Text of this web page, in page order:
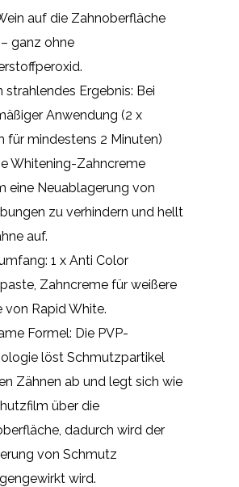
auf die Zahnoberfläche
ganz ohne
strahlendes Ergebnis: Bei
Anwendung (2 x
für mindestens 2 Minuten)
Whitening-Zahncreme
eine Neuablagerung von
zu verhindern und hellt
auf.
1 x Anti Color
Zahncreme für weißere
von Rapid White.
Formel: Die PVP-
löst Schmutzpartikel
Zähnen ab und legt sich wie
über die
dadurch wird der
von Schmutz
wird.